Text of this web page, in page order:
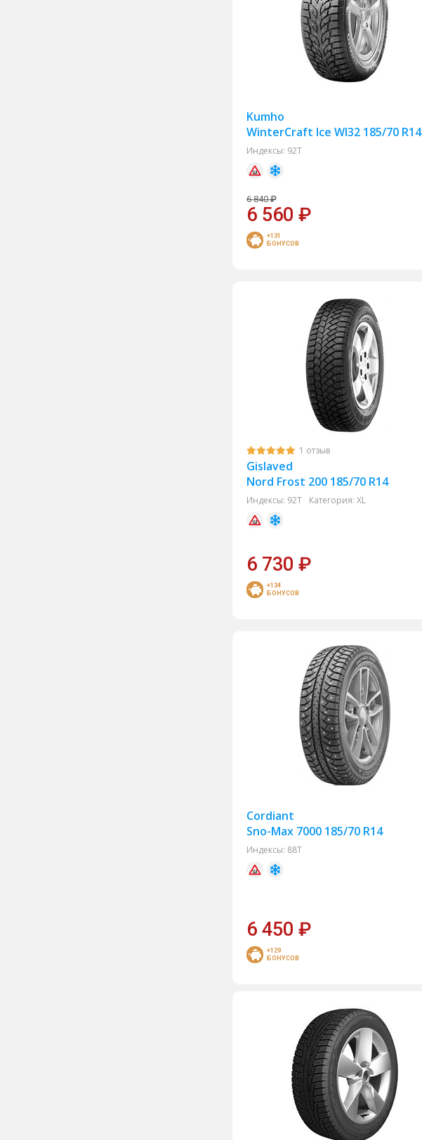
Kumho
WinterCraft Ice WI32 185/70 R14
Индексы: 92T
6 840 ₽
6 560 ₽
+131
БОНУСОВ
1 отзыв
Gislaved
Nord Frost 200 185/70 R14
Индексы: 92T Категория: XL
6 730 ₽
+134
БОНУСОВ
Cordiant
Sno-Max 7000 185/70 R14
Индексы: 88T
6 450 ₽
+129
БОНУСОВ